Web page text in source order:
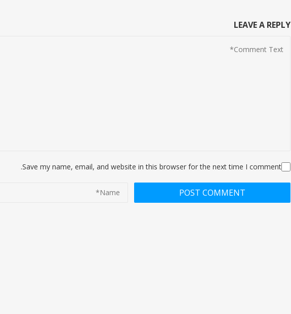
LEAVE A REPLY
Save my name, email, and website in this browser for the next time I comment.